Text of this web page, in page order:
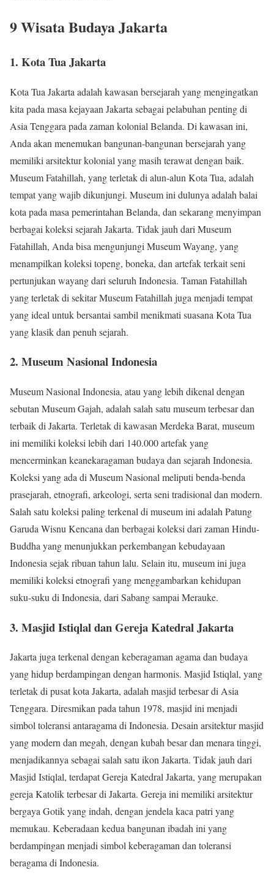
9 Wisata Budaya Jakarta
1. Kota Tua Jakarta
Kota Tua Jakarta adalah kawasan bersejarah yang mengingatkan
kita pada masa kejayaan Jakarta sebagai pelabuhan penting di
Asia Tenggara pada zaman kolonial Belanda. Di kawasan ini,
Anda akan menemukan bangunan-bangunan bersejarah yang
memiliki arsitektur kolonial yang masih terawat dengan baik.
Museum Fatahillah, yang terletak di alun-alun Kota Tua, adalah
tempat yang wajib dikunjungi. Museum ini dulunya adalah balai
kota pada masa pemerintahan Belanda, dan sekarang menyimpan
berbagai koleksi sejarah Jakarta. Tidak jauh dari Museum
Fatahillah, Anda bisa mengunjungi Museum Wayang, yang
menampilkan koleksi topeng, boneka, dan artefak terkait seni
pertunjukan wayang dari seluruh Indonesia. Taman Fatahillah
yang terletak di sekitar Museum Fatahillah juga menjadi tempat
yang ideal untuk bersantai sambil menikmati suasana Kota Tua
yang klasik dan penuh sejarah.
2. Museum Nasional Indonesia
Museum Nasional Indonesia, atau yang lebih dikenal dengan
sebutan Museum Gajah, adalah salah satu museum terbesar dan
terbaik di Jakarta. Terletak di kawasan Merdeka Barat, museum
ini memiliki koleksi lebih dari 140.000 artefak yang
mencerminkan keanekaragaman budaya dan sejarah Indonesia.
Koleksi yang ada di Museum Nasional meliputi benda-benda
prasejarah, etnografi, arkeologi, serta seni tradisional dan modern.
Salah satu koleksi paling terkenal di museum ini adalah Patung
Garuda Wisnu Kencana dan berbagai koleksi dari zaman Hindu-
Buddha yang menunjukkan perkembangan kebudayaan
Indonesia sejak ribuan tahun lalu. Selain itu, museum ini juga
memiliki koleksi etnografi yang menggambarkan kehidupan
suku-suku di Indonesia, dari Sabang sampai Merauke.
3. Masjid Istiqlal dan Gereja Katedral Jakarta
Jakarta juga terkenal dengan keberagaman agama dan budaya
yang hidup berdampingan dengan harmonis. Masjid Istiqlal, yang
terletak di pusat kota Jakarta, adalah masjid terbesar di Asia
Tenggara. Diresmikan pada tahun 1978, masjid ini menjadi
simbol toleransi antaragama di Indonesia. Desain arsitektur masjid
yang modern dan megah, dengan kubah besar dan menara tinggi,
menjadikannya sebagai salah satu ikon Jakarta. Tidak jauh dari
Masjid Istiqlal, terdapat Gereja Katedral Jakarta, yang merupakan
gereja Katolik terbesar di Jakarta. Gereja ini memiliki arsitektur
bergaya Gotik yang indah, dengan jendela kaca patri yang
memukau. Keberadaan kedua bangunan ibadah ini yang
berdampingan menjadi simbol keberagaman dan toleransi
beragama di Indonesia.